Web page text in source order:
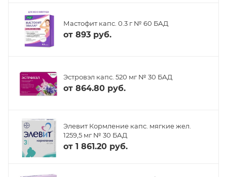
Мастофит капс. 0.3 г № 60 БАД
от 893 руб.
Эстровэл капс. 520 мг № 30 БАД
от 864.80 руб.
Элевит Кормление капс. мягкие жел.
1259,5 мг № 30 БАД
от 1 861.20 руб.